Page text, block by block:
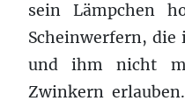
sein Lämpchen
Scheinwerfern,
und ihm nicht
Zwinkern